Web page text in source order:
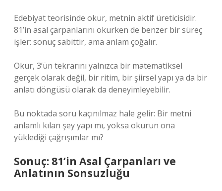
Edebiyat teorisinde okur, metnin aktif üreticisidir.
81’in asal çarpanlarını okurken de benzer bir süreç
işler: sonuç sabittir, ama anlam çoğalır.
Okur, 3’ün tekrarını yalnızca bir matematiksel
gerçek olarak değil, bir ritim, bir şiirsel yapı ya da bir
anlatı döngüsü olarak da deneyimleyebilir.
Bu noktada soru kaçınılmaz hale gelir: Bir metni
anlamlı kılan şey yapı mı, yoksa okurun ona
yüklediği çağrışımlar mı?
Sonuç: 81’in Asal Çarpanları ve
Anlatının Sonsuzluğu